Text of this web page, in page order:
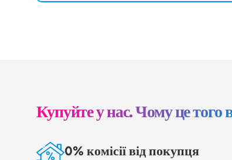
Купуйте у нас. Чому це того
0% комісії від покупця